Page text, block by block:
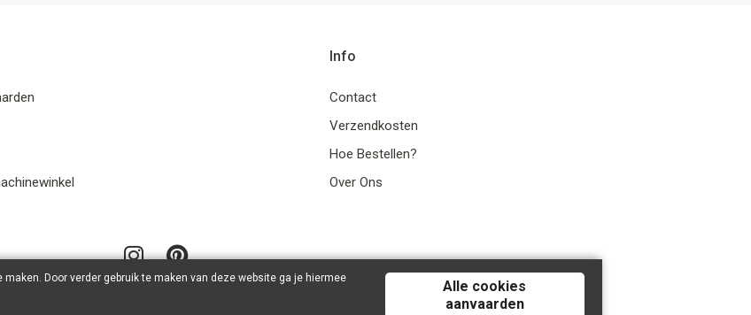
Info
Contact
Verzendkosten
Hoe Bestellen?
Over Ons
Door verder gebruik te maken van deze website ga je hiermee
Alle cookies
aanvaarden